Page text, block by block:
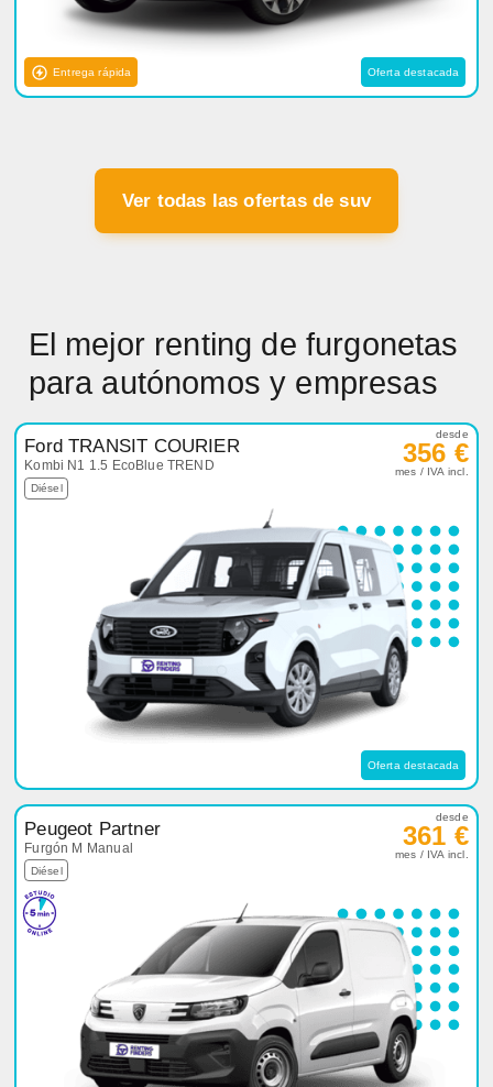
Entrega rápida Oferta destacada
Ver todas las ofertas de suv
El mejor renting de furgonetas
para autónomos y empresas
Ford TRANSIT COURIER
Kombi N1 1.5 EcoBlue TREND
Diésel
desde
356 €
mes / IVA incl.
Oferta destacada
Peugeot Partner
Furgón M Manual
Diésel
desde
361 €
mes / IVA incl.